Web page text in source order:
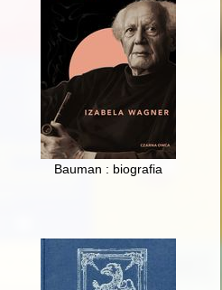
o śmierci w nowożytnych
Bauman : biografia